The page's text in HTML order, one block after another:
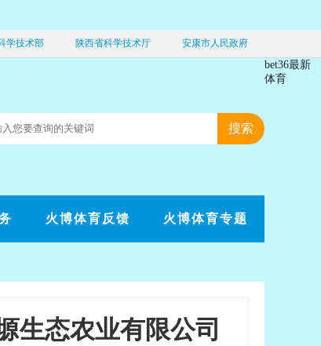
学技术部 陕西省科学技术厅 安康市人民政府
火博体育反馈 火博体育专题
生态农业有限公司
bet36最新
体育